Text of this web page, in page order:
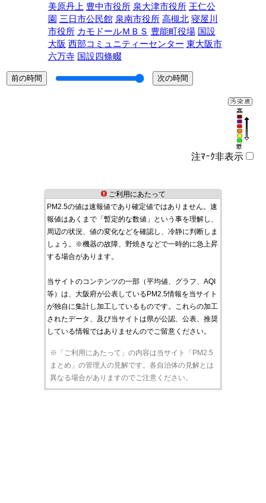
美原丹上 豊中市役所 泉大津市役所 王仁公
園 三日市公民館 泉南市役所 高槻北 寝屋川
市役所 カモドールＭＢＳ 豊能町役場 国設
大阪 西部コミュニティーセンター 東大阪市
六万寺 国設四條畷
注ﾏｰｸ非表示
ご利用にあたって
PM2.5の値は速報値であり確定値ではありません。速
報値はあくまで「暫定的な数値」という事を理解し、
周辺の状況、値の変化などを確認し、冷静に判断しま
しょう。※機器の故障、野焼きなどで一時的に急上昇
する場合があります。
当サイトのコンテンツの一部（平均値、グラフ、AQI
等）は、大阪府が公表しているPM2.5情報を当サイト
が独自に集計し加工しているものです。これらの加工
されたデータ、及び当サイトは県が公認、公表、推奨
している情報ではありませんのでご留意ください。
※「ご利用にあたって」の内容は当サイト「PM2.5
まとめ」の管理人の見解です。各自治体の見解とは
異なる場合がありますのでご注意ください。